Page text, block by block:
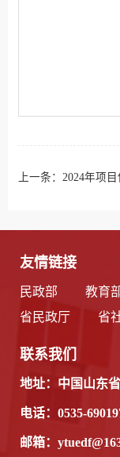
上一条： 2024年项
友情链接
民政部 教育
省民政厅
省
联系我们
地址：中国山东
电话：0535-
邮箱：